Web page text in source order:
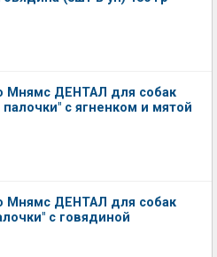
Мнямс ДЕНТАЛ для собак
с ягненком и мятой
Мнямс ДЕНТАЛ для собак
с говядиной